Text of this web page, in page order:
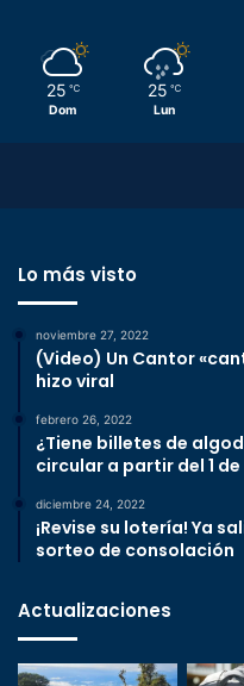
25 ℃
Dom
25 ℃
Lun
Lo más visto
noviembre 27, 2022
(Video) Un Cantor
hizo viral
febrero 26, 2022
¿Tiene billetes de
circular a partir del 1
diciembre 24, 2022
¡Revise su lotería! Ya
sorteo de consolación
Actualizaciones